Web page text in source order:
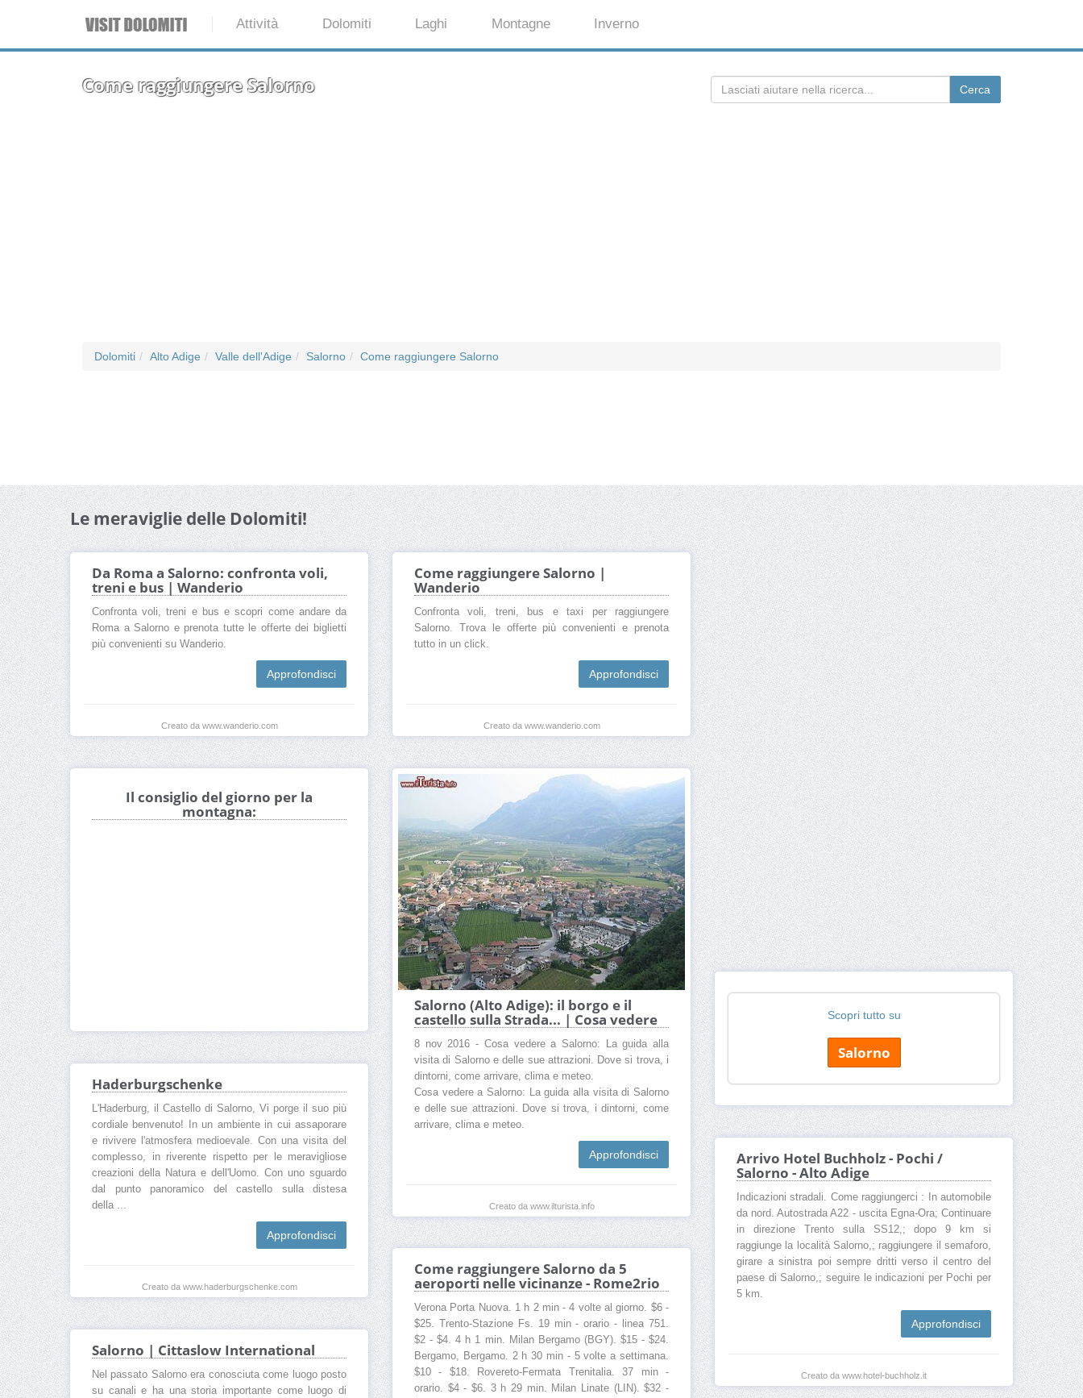
Attività Dolomiti Laghi Montagne Inverno
Come raggiungere Salorno
Dolomiti Alto Adige Valle dell'Adige Salorno Come raggiungere Salorno
Le meraviglie delle Dolomiti!
Da Roma a Salorno: confronta voli,
treni e bus | Wanderio
Confronta voli, treni e bus e scopri come andare da
Roma a Salorno e prenota tutte le offerte dei biglietti
più convenienti su Wanderio.
Approfondisci
Creato da www.wanderio.com
Come raggiungere Salorno |
Wanderio
Confronta voli, treni, bus e taxi per raggiungere
Salorno. Trova le offerte più convenienti e prenota
tutto in un click.
Approfondisci
Creato da www.wanderio.com
Scopri tutto su
Salorno
Il consiglio del giorno per la
montagna:
Salorno (Alto Adige): il borgo e il
castello sulla Strada... | Cosa vedere
8 nov 2016 - Cosa vedere a Salorno: La guida alla
visita di Salorno e delle sue attrazioni. Dove si trova, i
dintorni, come arrivare, clima e meteo.
Cosa vedere a Salorno: La guida alla visita di Salorno
e delle sue attrazioni. Dove si trova, i dintorni, come
arrivare, clima e meteo.
Approfondisci
Creato da www.ilturista.info
Haderburgschenke
L'Haderburg, il Castello di Salorno, Vi porge il suo più
cordiale benvenuto! In un ambiente in cui assaporare
e rivivere l'atmosfera medioevale. Con una visita del
complesso, in riverente rispetto per le meravigliose
creazioni della Natura e dell'Uomo. Con uno sguardo
dal punto panoramico del castello sulla distesa
della ...
Approfondisci
Creato da www.haderburgschenke.com
Arrivo Hotel Buchholz - Pochi /
Salorno - Alto Adige
Indicazioni stradali. Come raggiungerci : In automobile
da nord. Autostrada A22 - uscita Egna-Ora; Continuare
in direzione Trento sulla SS12,; dopo 9 km si
raggiunge la località Salorno,; raggiungere il semaforo,
girare a sinistra poi sempre dritti verso il centro del
paese di Salorno,; seguire le indicazioni per Pochi per
5 km.
Approfondisci
Creato da www.hotel-buchholz.it
Come raggiungere Salorno da 5
aeroporti nelle vicinanze - Rome2rio
Verona Porta Nuova. 1 h 2 min - 4 volte al giorno. $6 -
$25. Trento-Stazione Fs. 19 min - orario - linea 751.
$2 - $4. 4 h 1 min. Milan Bergamo (BGY). $15 - $24.
Bergamo, Bergamo. 2 h 30 min - 5 volte a settimana.
$10 - $18. Rovereto-Fermata Trenitalia. 37 min -
orario. $4 - $6. 3 h 29 min. Milan Linate (LIN). $32 -
Salorno | Cittaslow International
Nel passato Salorno era conosciuta come luogo posto
su canali e ha una storia importante come luogo di